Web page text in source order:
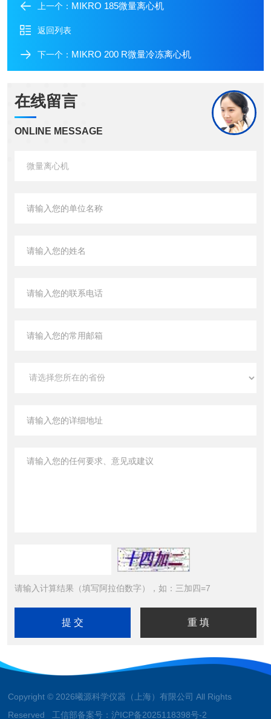
上一个： MIKRO 185微量离心机
返回列表
下一个： MIKRO 200 R微量冷冻离心机
在线留言
ONLINE MESSAGE
请输入计算结果（填写阿拉伯数字），如：三加四=7
Copyright © 2026曦源科学仪器（上海）有限公司 All Rights
Reserved 工信部备案号：沪ICP备2025118398号-2